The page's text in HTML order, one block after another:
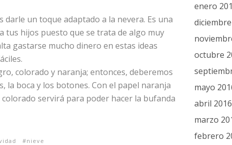
darle un toque adaptado a la nevera. Es una
tus hijos puesto que se trata de algo muy
gastarse mucho dinero en estas ideas
colorado y naranja; entonces, deberemos
la boca y los botones. Con el papel naranja
servirá para poder hacer la bufanda
nieve
enero
octubre
mayo
abril 2016
marzo
febrero